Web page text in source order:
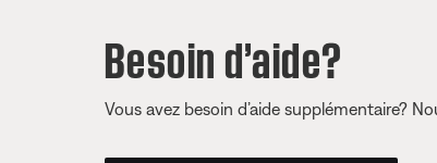
Besoin d’aide?
Vous avez besoin d’aide supplémentaire?